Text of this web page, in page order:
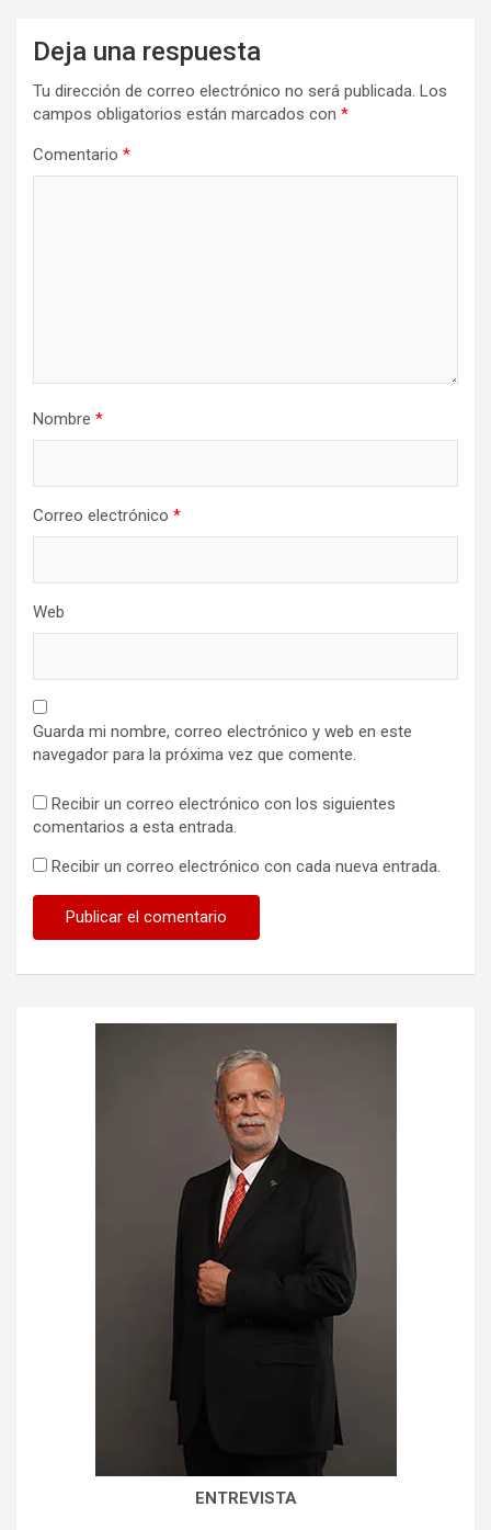
Deja una respuesta
Tu dirección de correo electrónico no será publicada. Los
campos obligatorios están marcados con *
Comentario *
Nombre *
Correo electrónico *
Web
Guarda mi nombre, correo electrónico y web en este
navegador para la próxima vez que comente.
Recibir un correo electrónico con los siguientes
comentarios a esta entrada.
Recibir un correo electrónico con cada nueva entrada.
ENTREVISTA